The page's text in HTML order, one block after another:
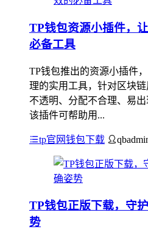
TP钱包资源小插件，
必备工具
TP钱包推出的资源小插件
理的实用工具，针对区块
不透明、分配不合理、易
该插件可帮助用...
tp官网钱包下载
TP钱包正版下载，守
势